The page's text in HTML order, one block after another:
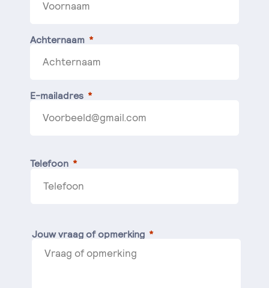
Achternaam
E-mailadres
Telefoon
Jouw vraag of opmerking